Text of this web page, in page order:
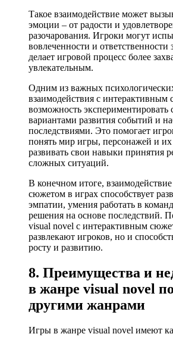
Такое взаимодействие может
эмоции – от радости и
разочарования. Игроки могут
вовлеченности и ответственности
делает игровой процесс более
увлекательным.
Одним из важных
взаимодействия с интерактивным
возможность экспериментировать
вариантами развития событий и
последствиями. Это помогает
понять мир игры, персонажей и
развивать свои навыки принятия
сложных ситуаций.
В конечном итоге,
сюжетом в играх способствует
эмпатии, умения работать в
решения на основе последствий.
visual novel с интерактивным
развлекают игроков, но и
росту и развитию.
8. Преимущества и
в жанре visual novel
другими жанрами
Игры в жанре visual novel имеют